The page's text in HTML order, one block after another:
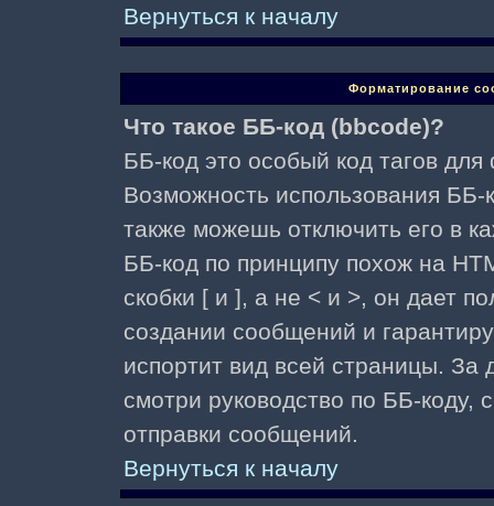
Вернуться к началу
Форматирование
Что такое ББ-код (bbcode)?
ББ-код это особый код тагов
Возможность использования
также можешь отключить его в
ББ-код по принципу похож на
скобки [ и ], а не < и >, он дает
создании сообщений и
испортит вид всей страницы.
смотри руководство по ББ-коду,
отправки сообщений.
Вернуться к началу